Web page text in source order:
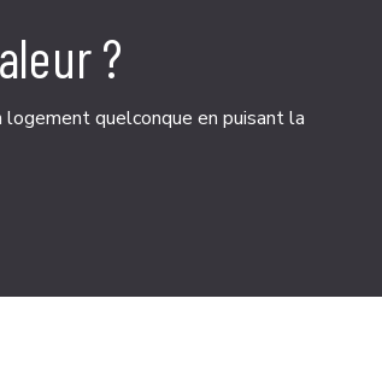
?
quelconque en puisant la